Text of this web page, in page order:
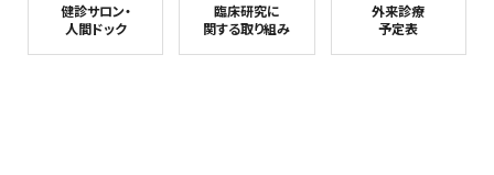
健診サロン・
人間ドック
臨床研究に
関する取り組み
外来診療
予定表